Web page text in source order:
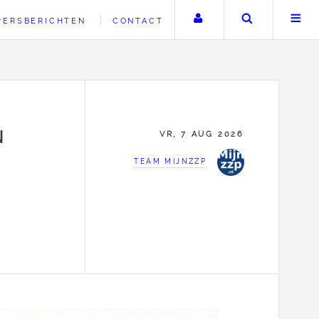
CONTACT Uw accountZoeken
VR, 7 AUG 2026
TEAM MIJNZZP